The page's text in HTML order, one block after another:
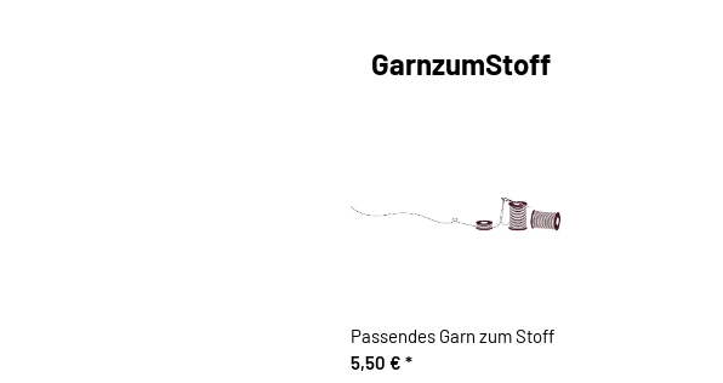
GarnzumStoff
Passendes Garn zum Stoff
5,50 € *